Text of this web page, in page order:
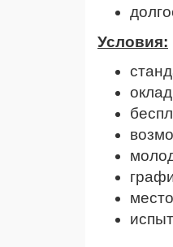
Условия: